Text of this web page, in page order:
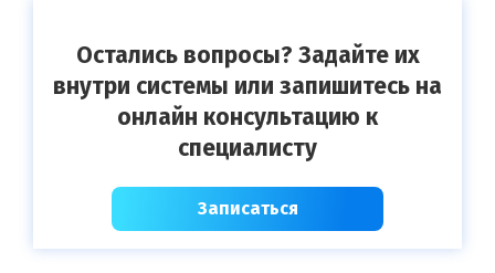
Остались вопросы? Задайте их
внутри системы или запишитесь на
онлайн консультацию к
специалисту
Записаться